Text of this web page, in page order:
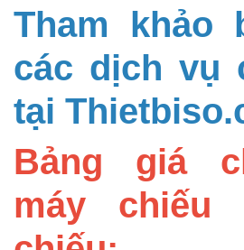
Tham khảo
các dịch vụ
tại
Bảng giá
máy chiếu